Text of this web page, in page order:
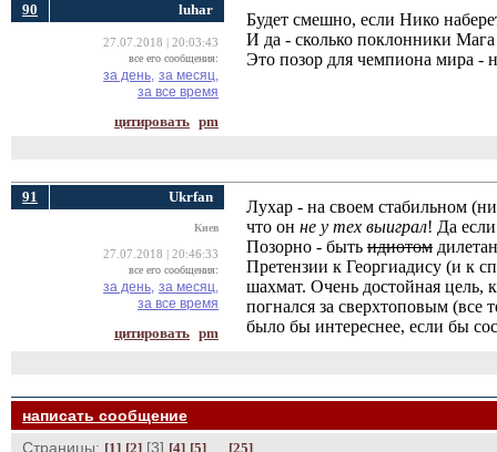
90 luhar
27.07.2018 | 20:03:43
все его сообщения:
за день, за месяц,
за все время
цитировать pm
Будет смешно, если Нико
И да - сколько поклонники
Это позор для чемпиона мира -
91 Ukrfan
Киев
27.07.2018 | 20:46:33
все его сообщения:
за день, за месяц,
за все время
цитировать pm
Лухар - на своем стабильном
что он не у тех выиграл! Да
Позорно - быть идиотом
Претензии к Георгиадису (и к
шахмат. Очень достойная цель,
погнался за сверхтоповым (все
было бы интереснее, если бы
написать сообщение
Страницы: [1] [2] [3] [4] [5] [25]